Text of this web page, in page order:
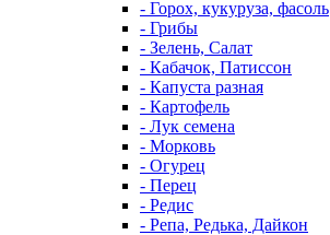
- Горох, кукуруза, фасоль
- Грибы
- Зелень, Салат
- Кабачок, Патиссон
- Капуста разная
- Картофель
- Лук семена
- Морковь
- Огурец
- Перец
- Редис
- Репа, Редька, Дайкон